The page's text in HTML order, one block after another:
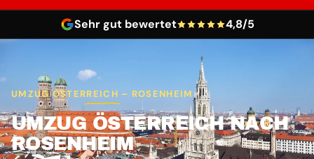
Sehr gut bewertet 4,8/5
UMZUG ÖSTERREICH – ROSENHEIM
UMZUG ÖSTERREICH NACH
ROSENHEIM